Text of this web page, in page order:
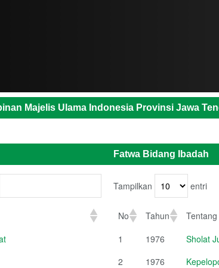
Majelis Ulama Indonesia Provinsi Jawa
Fatwa Bidang Ibadah
Tampilkan entri
No Tahun
Tentang
No
Tahun Tentang
1 1976
Sholat
2
1976